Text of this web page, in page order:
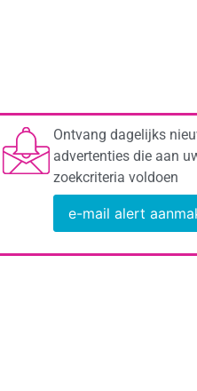
Ontvang dagelijks
advertenties die aan
zoekcriteria voldoen
e-mail alert